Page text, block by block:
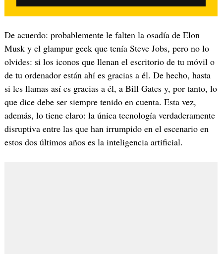
De acuerdo: probablemente le falten la osadía de Elon
Musk y el glampur geek que tenía Steve Jobs, pero no lo
olvides: si los iconos que llenan el escritorio de tu móvil o
de tu ordenador están ahí es gracias a él. De hecho, hasta
si les llamas así es gracias a él, a Bill Gates y, por tanto, lo
que dice debe ser siempre tenido en cuenta. Esta vez,
además, lo tiene claro: la única tecnología verdaderamente
disruptiva entre las que han irrumpido en el escenario en
estos dos últimos años es la inteligencia artificial.